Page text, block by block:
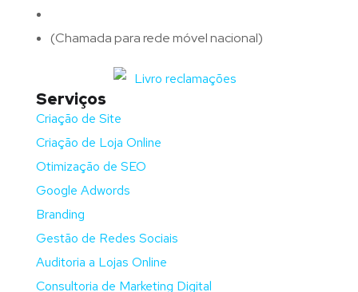
(Chamada para rede móvel nacional)
Serviços
Criação de Site
Criação de Loja Online
Otimização de SEO
Google Adwords
Branding
Gestão de Redes Sociais
Auditoria a Lojas Online
Consultoria de Marketing Digital